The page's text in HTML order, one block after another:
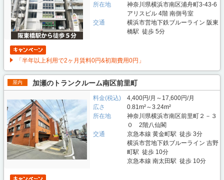
所在地
神奈川県横浜市南区浦舟町3-43-6
アリスビル 4階 南側号室
交通
横浜市営地下鉄ブルーライン 阪東
橋駅 徒歩 5分
「半年以上利用で2ヶ月賃料0円&初期費用0円」
屋内 加瀬のトランクルーム南区前里町
料金(税込)
4,400円/月～17,600円/月
広さ
0.81m²～3.24m²
所在地
神奈川県横浜市南区前里町２－３
０ 2階八仙閣
交通
京急本線 黄金町駅 徒歩 3分
横浜市営地下鉄ブルーライン 吉野
町駅 徒歩 10分
京急本線 南太田駅 徒歩 10分